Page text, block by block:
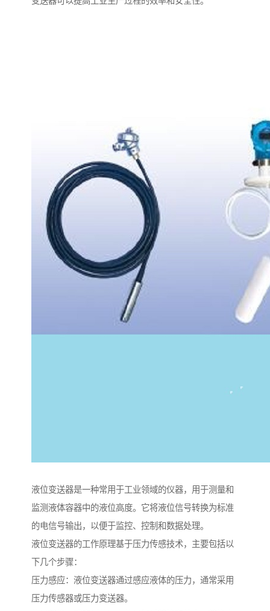
液位变送器是一种常用于工业领域的仪器，用于测量和
监测液体容器中的液位高度。它将液位信号转换为标准
的电信号输出，以便于监控、控制和数据处理。
液位变送器的工作原理基于压力传感技术，主要包括以
下几个步骤：
压力感应：液位变送器通过感应液体的压力，通常采用
压力传感器或压力变送器。